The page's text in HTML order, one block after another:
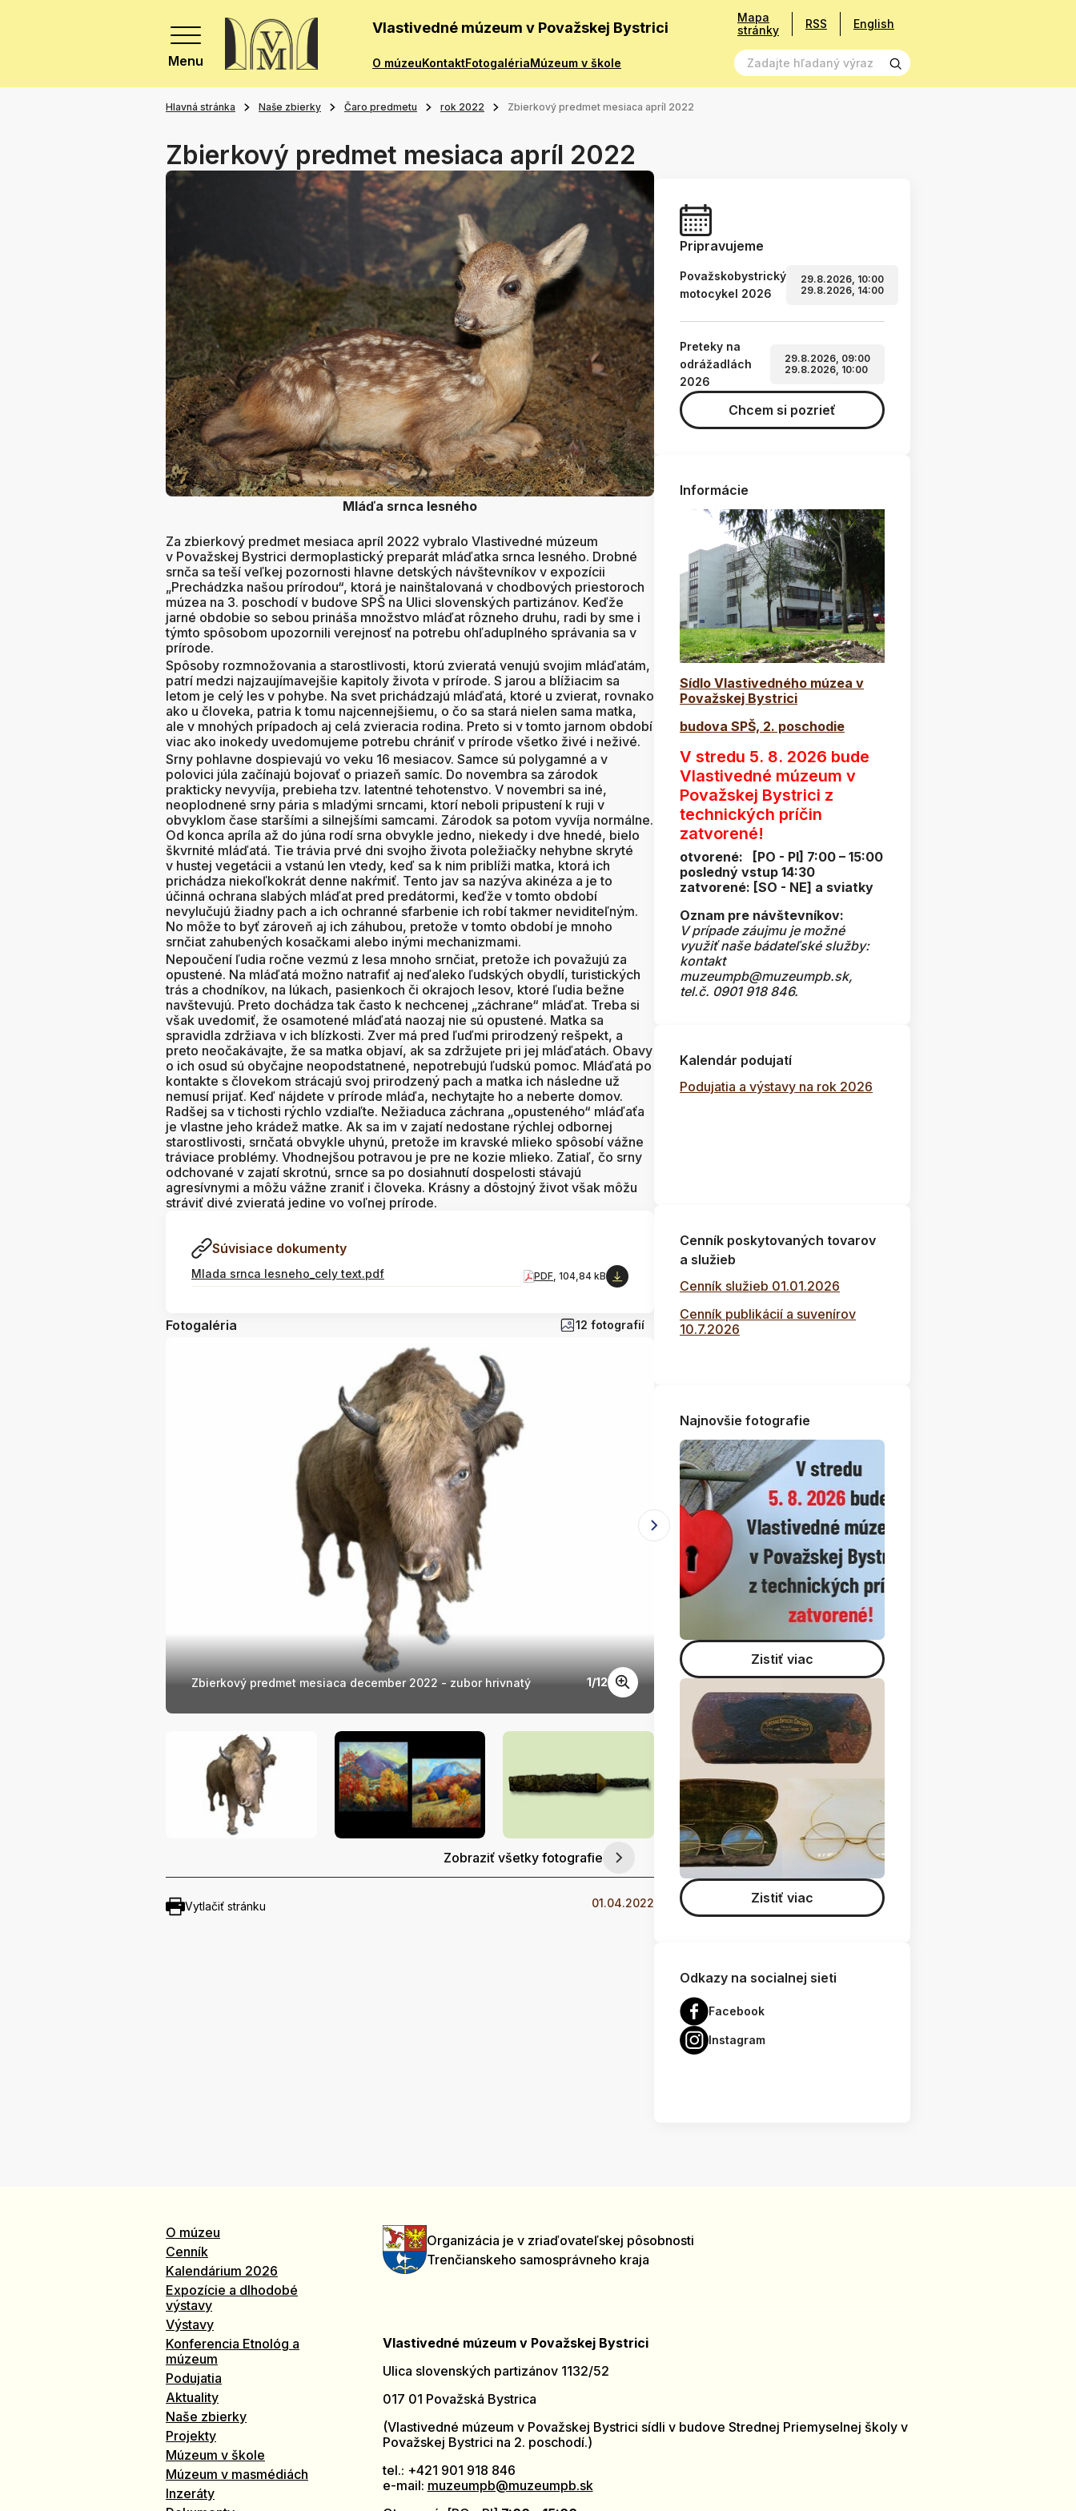
Menu
Vlastivedné múzeum v Považskej Bystrici
O múzeuKontaktFotogalériaMúzeum v škole
Mapa
stránky
RSS English
Hlavná stránka Naše zbierky Čaro predmetu rok 2022 Zbierkový predmet mesiaca apríl 2022
Zbierkový predmet mesiaca apríl 2022
Mláďa srnca lesného
Za zbierkový predmet mesiaca apríl 2022 vybralo Vlastivedné múzeum
v Považskej Bystrici dermoplastický preparát mláďatka srnca lesného. Drobné
srnča sa teší veľkej pozornosti hlavne detských návštevníkov v expozícii
„Prechádzka našou prírodou“, ktorá je nainštalovaná v chodbových priestoroch
múzea na 3. poschodí v budove SPŠ na Ulici slovenských partizánov. Keďže
jarné obdobie so sebou prináša množstvo mláďat rôzneho druhu, radi by sme i
týmto spôsobom upozornili verejnosť na potrebu ohľaduplného správania sa v
prírode.
Spôsoby rozmnožovania a starostlivosti, ktorú zvieratá venujú svojim mláďatám,
patrí medzi najzaujímavejšie kapitoly života v prírode. S jarou a blížiacim sa
letom je celý les v pohybe. Na svet prichádzajú mláďatá, ktoré u zvierat, rovnako
ako u človeka, patria k tomu najcennejšiemu, o čo sa stará nielen sama matka,
ale v mnohých prípadoch aj celá zvieracia rodina. Preto si v tomto jarnom období
viac ako inokedy uvedomujeme potrebu chrániť v prírode všetko živé i neživé.
Srny pohlavne dospievajú vo veku 16 mesiacov. Samce sú polygamné a v
polovici júla začínajú bojovať o priazeň samíc. Do novembra sa zárodok
prakticky nevyvíja, prebieha tzv. latentné tehotenstvo. V novembri sa iné,
neoplodnené srny pária s mladými srncami, ktorí neboli pripustení k ruji v
obvyklom čase staršími a silnejšími samcami. Zárodok sa potom vyvíja normálne.
Od konca apríla až do júna rodí srna obvykle jedno, niekedy i dve hnedé, bielo
škvrnité mláďatá. Tie trávia prvé dni svojho života poležiačky nehybne skryté
v hustej vegetácii a vstanú len vtedy, keď sa k nim priblíži matka, ktorá ich
prichádza niekoľkokrát denne nakŕmiť. Tento jav sa nazýva akinéza a je to
účinná ochrana slabých mláďat pred predátormi, keďže v tomto období
nevylučujú žiadny pach a ich ochranné sfarbenie ich robí takmer neviditeľným.
No môže to byť zároveň aj ich záhubou, pretože v tomto období je mnoho
srnčiat zahubených kosačkami alebo inými mechanizmami.
Nepoučení ľudia ročne vezmú z lesa mnoho srnčiat, pretože ich považujú za
opustené. Na mláďatá možno natrafiť aj neďaleko ľudských obydlí, turistických
trás a chodníkov, na lúkach, pasienkoch či okrajoch lesov, ktoré ľudia bežne
navštevujú. Preto dochádza tak často k nechcenej „záchrane“ mláďat. Treba si
však uvedomiť, že osamotené mláďatá naozaj nie sú opustené. Matka sa
spravidla zdržiava v ich blízkosti. Zver má pred ľuďmi prirodzený rešpekt, a
preto neočakávajte, že sa matka objaví, ak sa zdržujete pri jej mláďatách. Obavy
o ich osud sú obyčajne neopodstatnené, nepotrebujú ľudskú pomoc. Mláďatá po
kontakte s človekom strácajú svoj prirodzený pach a matka ich následne už
nemusí prijať. Keď nájdete v prírode mláďa, nechytajte ho a neberte domov.
Radšej sa v tichosti rýchlo vzdiaľte. Nežiaduca záchrana „opusteného“ mláďaťa
je vlastne jeho krádež matke. Ak sa im v zajatí nedostane rýchlej odbornej
starostlivosti, srnčatá obvykle uhynú, pretože im kravské mlieko spôsobí vážne
tráviace problémy. Vhodnejšou potravou je pre ne kozie mlieko. Zatiaľ, čo srny
odchované v zajatí skrotnú, srnce sa po dosiahnutí dospelosti stávajú
agresívnymi a môžu vážne zraniť i človeka. Krásny a dôstojný život však môžu
stráviť divé zvieratá jedine vo voľnej prírode.
Súvisiace dokumenty
Mlada srnca lesneho_cely text.pdf PDF, 104,84 kB
Fotogaléria 12 fotografií
Zbierkový predmet mesiaca december 2022 - zubor hrivnatý Zbierkový predmet november 2022 - olejomaľba
1/12
Zobraziť všetky fotografie
Vytlačiť stránku 01.04.2022
Pripravujeme
Považskobystrický
motocykel 2026
29.8.2026, 10:00
29.8.2026, 14:00
Preteky na
odrážadlách
2026
29.8.2026, 09:00
29.8.2026, 10:00
Chcem si pozrieť
Informácie
Sídlo Vlastivedného múzea v
Považskej Bystrici
budova SPŠ, 2. poschodie
V stredu 5. 8. 2026 bude
Vlastivedné múzeum v
Považskej Bystrici z
technických príčin
zatvorené!
otvorené: [PO - PI] 7:00 – 15:00
posledný vstup 14:30
zatvorené: [SO - NE] a sviatky
Oznam pre návštevníkov:
V prípade záujmu je možné
využiť naše bádateľské služby:
kontakt
muzeumpb@muzeumpb.sk,
tel.č. 0901 918 846.
Kalendár podujatí
Podujatia a výstavy na rok 2026
Cenník poskytovaných tovarov
a služieb
Cenník služieb 01.01.2026
Cenník publikácií a suvenírov
10.7.2026
Najnovšie fotografie
Zistiť viac
Zistiť viac
Odkazy na socialnej sieti
Facebook
Instagram
O múzeu
Cenník
Kalendárium 2026
Expozície a dlhodobé
výstavy
Výstavy
Konferencia Etnológ a
múzeum
Podujatia
Aktuality
Naše zbierky
Projekty
Múzeum v škole
Múzeum v masmédiách
Inzeráty
Organizácia je v zriaďovateľskej pôsobnosti
Trenčianskeho samosprávneho kraja
Vlastivedné múzeum v Považskej Bystrici
Ulica slovenských partizánov 1132/52
017 01 Považská Bystrica
(Vlastivedné múzeum v Považskej Bystrici sídli v budove Strednej Priemyselnej školy v
Považskej Bystrici na 2. poschodí.)
tel.: +421 901 918 846
e-mail: muzeumpb@muzeumpb.sk